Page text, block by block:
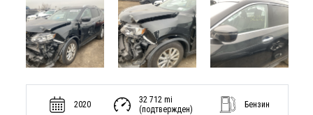
2020
32 712 mi
(подтвержден)
Бензин